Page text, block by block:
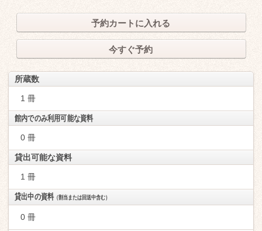
予約カートに入れる
今すぐ予約
所蔵数
1 冊
館内でのみ利用可能な資料
0 冊
貸出可能な資料
1 冊
貸出中の資料（割当または回送中含む）
0 冊